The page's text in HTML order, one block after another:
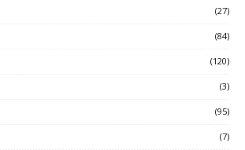
(27)
(84)
(120)
(3)
(95)
(7)